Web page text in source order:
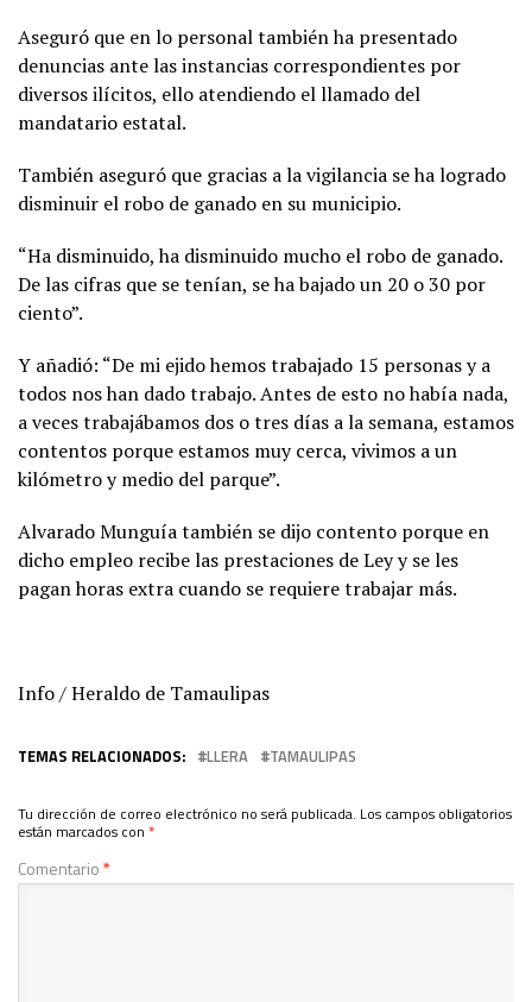
Aseguró que en lo personal también ha presentado
denuncias ante las instancias correspondientes por
diversos ilícitos, ello atendiendo el llamado del
mandatario estatal.
También aseguró que gracias a la vigilancia se ha logrado
disminuir el robo de ganado en su municipio.
“Ha disminuido, ha disminuido mucho el robo de ganado.
De las cifras que se tenían, se ha bajado un 20 o 30 por
ciento”.
Y añadió: “De mi ejido hemos trabajado 15 personas y a
todos nos han dado trabajo. Antes de esto no había nada,
a veces trabajábamos dos o tres días a la semana, estamos
contentos porque estamos muy cerca, vivimos a un
kilómetro y medio del parque”.
Alvarado Munguía también se dijo contento porque en
dicho empleo recibe las prestaciones de Ley y se les
pagan horas extra cuando se requiere trabajar más.
Info / Heraldo de Tamaulipas
TEMAS RELACIONADOS: LLERA TAMAULIPAS
Tu dirección de correo electrónico no será publicada. Los campos obligatorios
están marcados con *
Comentario*